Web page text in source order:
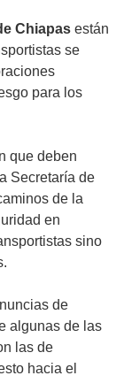
Chiapas están
se
para los
que deben
Secretaría de
de la
en
sino
de
algunas de las
las de
hacia el